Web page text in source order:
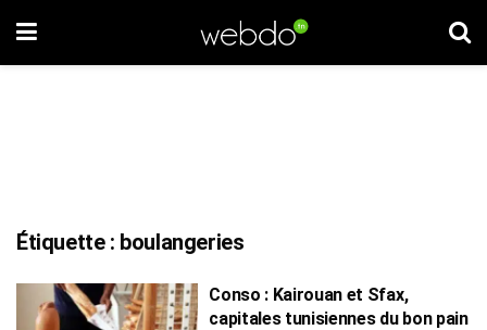
Étiquette : boulangeries
Conso : Kairouan et Sfax,
capitales tunisiennes du bon pain